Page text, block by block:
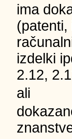
ima
(patenti,
izdelki
2.12,
ali